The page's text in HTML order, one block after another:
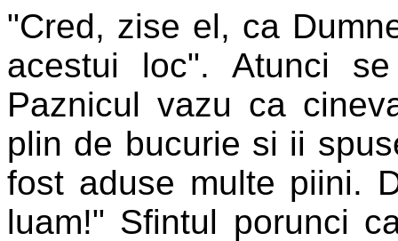
"Cred, zise el, ca
acestui loc". Atunci
Paznicul vazu ca
plin de bucurie si ii
fost aduse multe piini.
luam!" Sfintul porunci